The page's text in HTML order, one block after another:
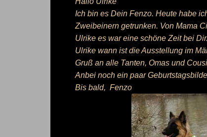
Ich bin es Dein Fenzo. Heute habe
Zweibeinern getrunken. Von Mama
Ulrike es war eine schöne Zeit bei
Ulrike wann ist die Ausstellung im
Gruß an alle Tanten, Omas und
Anbei noch ein paar
Bis bald, Fenzo